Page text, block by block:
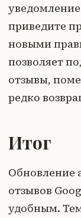
приведите
новыми
позволяет
отзывы,
редко
Итог
Обновление
отзывов
удобным.